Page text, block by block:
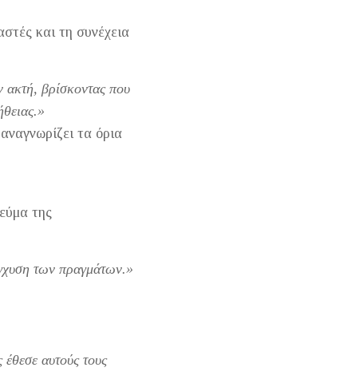
και τη συνέχεια
ακτή, βρίσκοντας που
τα όρια
της
των πραγμάτων.»
αυτούς τους